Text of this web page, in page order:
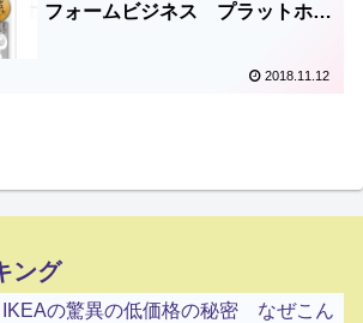
フォームビジネス プラットホー
2018.11.12
ング
IKEAの驚異の低価格の秘密 なぜこん